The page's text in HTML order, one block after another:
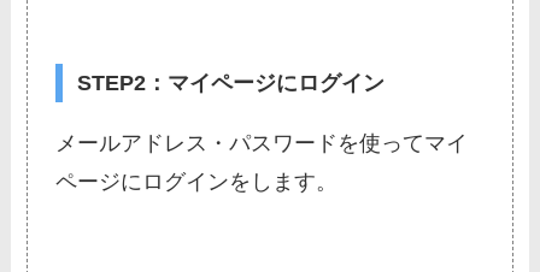
STEP2：マイページにログイン
メールアドレス・パスワードを使ってマイ
ページにログインをします。